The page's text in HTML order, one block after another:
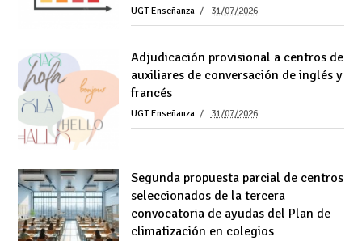
UGT Enseñanza 31/07/2026
Adjudicación provisional a centros de
auxiliares de conversación de inglés y
francés
UGT Enseñanza 31/07/2026
Segunda propuesta parcial de centros
seleccionados de la tercera
convocatoria de ayudas del Plan de
climatización en colegios